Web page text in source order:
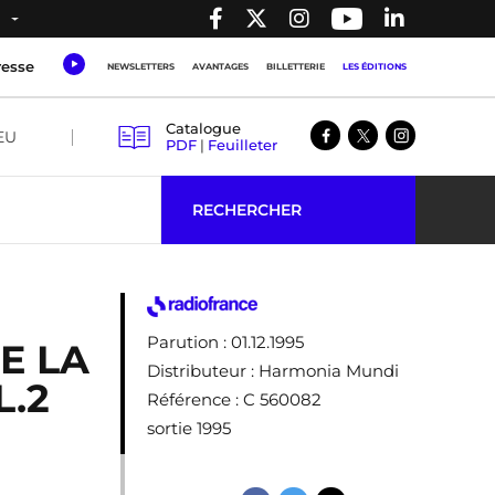
NEWSLETTERS AVANTAGES BILLETTERIE LES ÉDITIONS
Catalogue
PDF | Feuilleter
RECHERCHER
LA
Parution : 01.12.1995
Distributeur : Harmonia Mundi
Référence : C 560082
sortie 1995